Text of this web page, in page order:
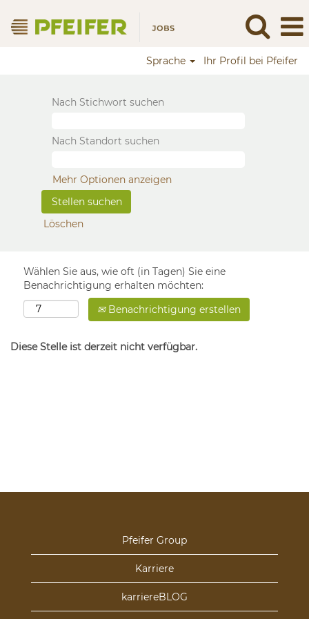
Sprache Ihr Profil bei Pfeifer
Nach Stichwort suchen
Nach Standort suchen
Mehr Optionen anzeigen
Löschen
Wählen Sie aus, wie oft (in Tagen) Sie eine
Benachrichtigung erhalten möchten:
Benachrichtigung erstellen
Diese Stelle ist derzeit nicht verfügbar.
Pfeifer Group
Karriere
karriereBLOG